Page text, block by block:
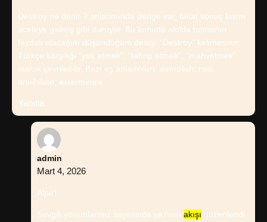
Destroy ne denir ? anlatımında denge var, fakat sonuç kısmı
aceleye gelmiş gibi duruyor. Bu konuda akılda tutmanın
faydalı olacağını düşündüğüm detay: “Destroy” kelimesinin
Türkçe karşılığı “yok etmek”, “tahrip etmek”, “mahvetmek”
olarak çevrilebilir. Bazı eş anlamlıları: demolish; ruin;
annihilate; exterminate.
Yanıtla
admin
Mart 4, 2026
Alpır!
Sevgili yorumlarınız sayesinde yazının akışı düzenlendi,